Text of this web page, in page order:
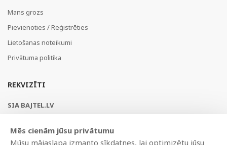
Mans grozs
Pievienoties / Reģistrēties
Lietošanas noteikumi
Privātuma politika
REKVIZĪTI
SIA BAJTEL.LV
Brīvības gatve 214b, Rīga, LV-1039, Latvija
Mēs cienām jūsu privātumu
Mūsu mājaslapa izmanto sīkdatnes, lai optimizētu jūsu